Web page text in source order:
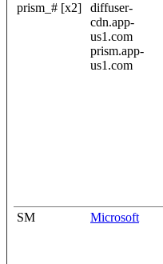
prism_# [x2]
diffuser-
cdn.app-
us1.com
prism.app-
us1.com
SM Microsoft